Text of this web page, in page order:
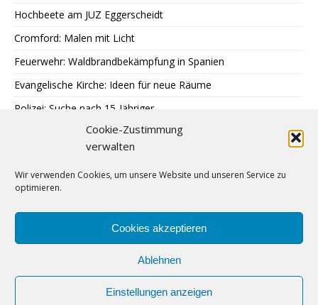
Cookie-Zustimmung
verwalten
Wir verwenden Cookies, um unsere Website und unseren Service zu
optimieren.
Cookies akzeptieren
Ablehnen
Einstellungen anzeigen
Hochbeete am JUZ Eggerscheidt
Cromford: Malen mit Licht
Feuerwehr: Waldbrandbekämpfung in Spanien
Evangelische Kirche: Ideen für neue Räume
Polizei: Suche nach 15-Jähriger
A40: Nach Fahrzeugbrand Sperrung
MercatorJazz im September
Breitscheid feiert 13. Schlossfest
SPD: Trauer um Klaus Hänsch